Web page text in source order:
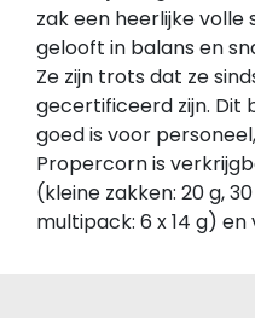
zak een heerlijke volle
gelooft in balans en
Ze zijn trots dat ze
gecertificeerd zijn. Dit
goed is voor
Propercorn is
(kleine zakken: 20 g,
multipack: 6 x 14 g) en